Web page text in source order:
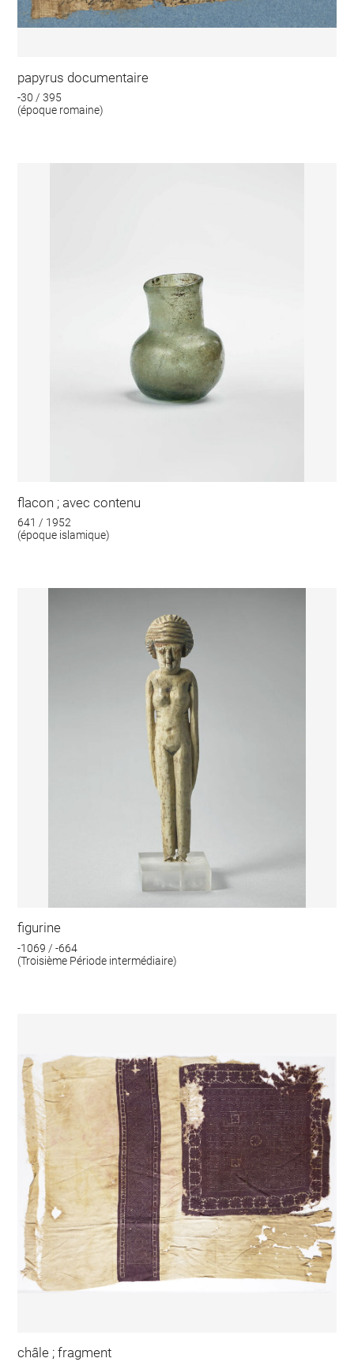
papyrus documentaire
-30 / 395
(époque romaine)
flacon ; avec contenu
641 / 1952
(époque islamique)
figurine
-1069 / -664
(Troisième Période intermédiaire)
châle ; fragment